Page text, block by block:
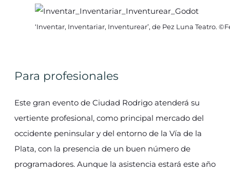
‘Inventar, Inventariar, Inventurear’, de Pez Luna Teatro.
Para profesionales
Este gran evento de Ciudad Rodrigo atenderá su
vertiente profesional, como principal mercado del
occidente peninsular y del entorno de la Vía de la
Plata, con la presencia de un buen número de
programadores. Aunque la asistencia estará este año